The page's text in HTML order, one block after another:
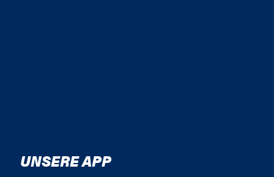
UNSERE APP